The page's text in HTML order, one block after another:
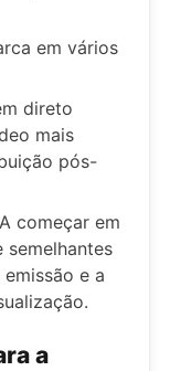
em vários
direto
mais
pós-
começar em
semelhantes
e a
a